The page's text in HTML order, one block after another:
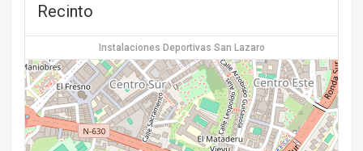
Recinto
Instalaciones Deportivas San Lazaro